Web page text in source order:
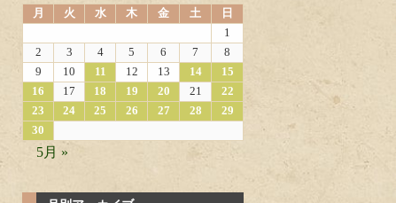
月 火 水 木 金 土
日
1
2
3 4 5 6 7
8
9
10 11 12 13 14
15
16
17 18 19 20 21
22
23
24 25 26 27 28
29
30
5月 »